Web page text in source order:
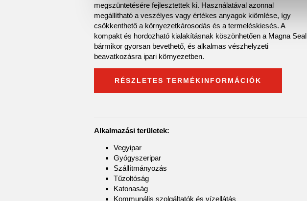
megszüntetésére fejlesztettek ki. Használatával azonnal
megállítható a veszélyes vagy értékes anyagok kiömlése, így
csökkenthető a környezetkárosodás és a termeléskiesés. A
kompakt és hordozható kialakításnak köszönhetően a Magna Seal
bármikor gyorsan bevethető, és alkalmas vészhelyzeti
beavatkozásra ipari környezetben.
RÉSZLETES TERMÉKINFORMÁCIÓK
Alkalmazási területek:
Vegyipar
Gyógyszeripar
Szállítmányozás
Tűzoltóság
Katonaság
Kommunális szolgáltatók és vízellátás